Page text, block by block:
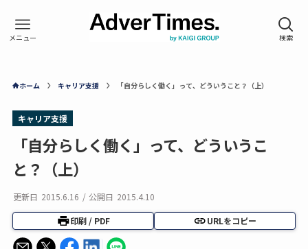
ホーム キャリア支援 「自分らしく働く」って、どういうこと？（上）
キャリア支援
「自分らしく働く」って、どういうこ
と？（上）
更新日 2015.6.16 / 公開日 2015.4.10
印刷 / PDF URLをコピー